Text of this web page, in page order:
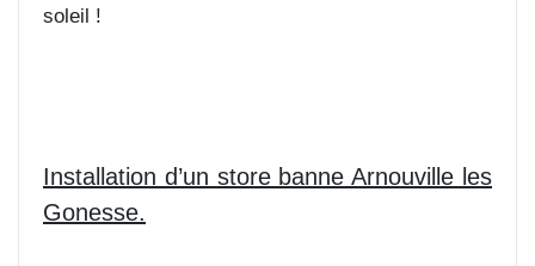
soleil !
Installation d’un store banne Arnouville les
Gonesse.